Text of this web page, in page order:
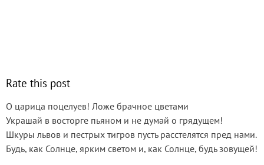
Rate this post
О царица поцелуев! Ложе брачное цветами
Украшай в восторге пьяном и не думай о грядущем!
Шкуры львов и пестрых тигров пусть расстелятся пред нами.
Будь, как Солнце, ярким светом и, как Солнце, будь зовущей!